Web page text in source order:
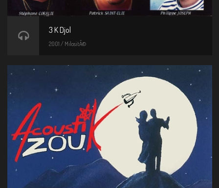
3 K Djol
2001 / MilositÃ©